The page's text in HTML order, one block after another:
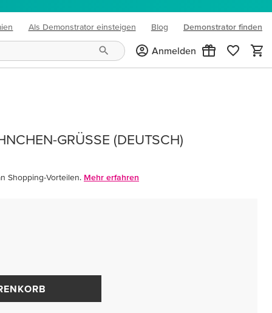
Als Demonstrator einsteigen Blog
(opens in new tab)
Demonstrator finden
Anmelden
GRÜSSE (DEUTSCH)
Shopping-Vorteilen. Mehr erfahren